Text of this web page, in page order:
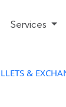
Services
&